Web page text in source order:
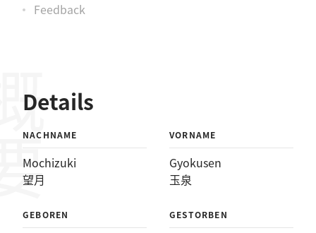
Feedback
Details
NACHNAME
Mochizuki
望月
VORNAME
Gyokusen
玉泉
GEBOREN GESTORBEN